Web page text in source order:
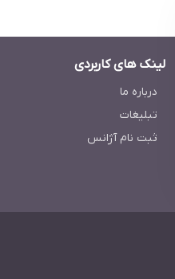
لینک های کاربردی
درباره ما
تبلیغات
ثبت نام آژانس